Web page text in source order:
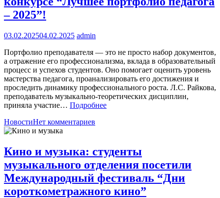
– 2025”!
03.02.202504.02.2025 admin
Портфолио преподавателя — это не просто набор документов,
а отражение его профессионализма, вклада в образовательный
процесс и успехов студентов. Оно помогает оценить уровень
мастерства педагога, проанализировать его достижения и
проследить динамику профессионального роста. Л.С. Райкова,
преподаватель музыкально-теоретических дисциплин,
приняла участие… Подробнее
НовостиНет комментариев
Кино и музыка: студенты
музыкального отделения посетили
Международный фестиваль “Дни
короткометражного кино”